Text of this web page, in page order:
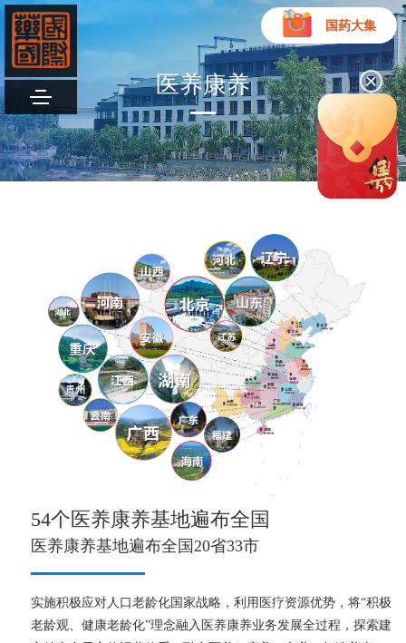
医养康养
54个医养康养基地遍布全国
医养康养基地遍布全国20省33市
实施积极应对人口老龄化国家战略，利用医疗资源优势，将“积极
老龄观、健康老龄化”理念融入医养康养业务发展全过程，探索建
国药大集